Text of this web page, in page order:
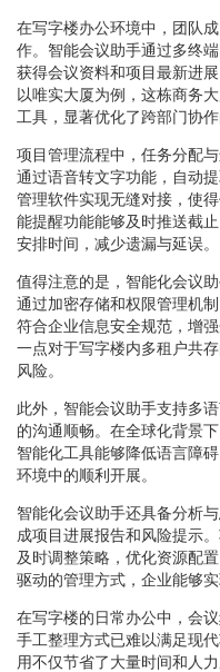
在写字楼办公环境中，团队
作。智能会议助手通过多终
获得会议资料和项目最新进
以唯实大厦为例，这栋商务
工具，显著优化了跨部门协作
项目管理流程中，任务分配
通过语音转文字功能，自动
管理软件实现无缝对接，使
能提醒功能能够及时推送截
安排时间，减少遗漏与延误。
值得注意的是，智能化会议
通过加密存储和权限管理机
符合企业信息安全规范，增
一点对于写字楼内多租户共
风险。
此外，智能会议助手支持多
的沟通顺畅。在全球化背景
智能化工具能够降低语言障
环境中的顺利开展。
智能化会议助手还具备分析
成项目进展报告和风险提示
及时调整策略，优化资源配
驱动的管理方式，企业能够
在写字楼的日常办公中，会
手工整理方式已难以满足现
用不仅节省了大量时间和人